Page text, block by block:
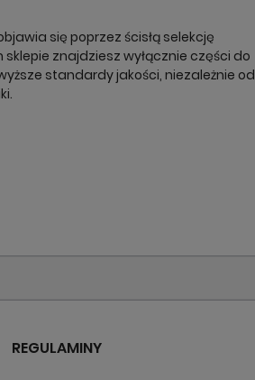
się poprzez ścisłą selekcję
znajdziesz wyłącznie części do
standardy jakości, niezależnie od
REGULAMINY